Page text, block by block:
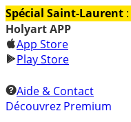
Spécial Saint-Laurent :
Holyart APP
App Store
Play Store
Aide & Contact
Découvrez Premium